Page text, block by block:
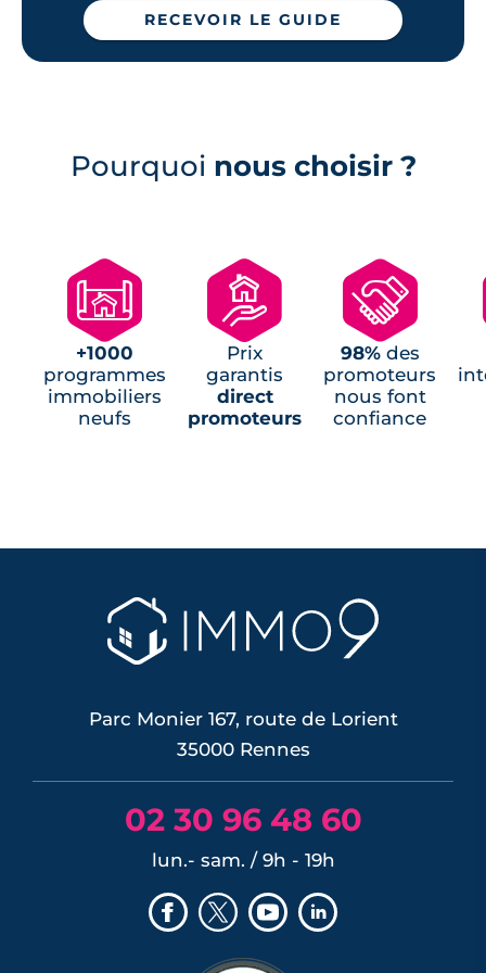
Programmes neufs Brécé (1)
Programmes Jeanbrun Saint-Gilles (1)
RECEVOIR LE GUIDE
Pourquoi nous choisir ?
🗺
+1000
programmes
immobiliers
neufs
🏘
Prix
garantis
direct
promoteurs
🤝
98%des
promoteurs
nous font
confiance
Parc Monier 167, route de Lorient
35000 Rennes
02 30 96 48 60
lun.- sam. / 9h - 19h